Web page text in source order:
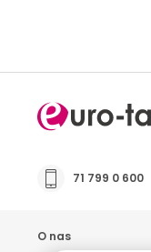
71 799 0 600
O nas